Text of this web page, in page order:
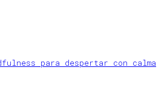
para despertar con calma